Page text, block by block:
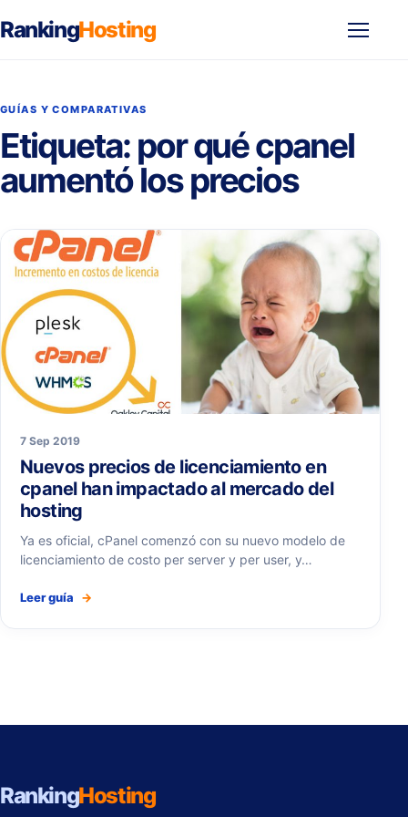
RankingHosting
GUÍAS Y COMPARATIVAS
Etiqueta: por qué cpanel
aumentó los precios
7 Sep 2019
Nuevos precios de licenciamiento en
cpanel han impactado al mercado del
hosting
Ya es oficial, cPanel comenzó con su nuevo modelo de
licenciamiento de costo per server y per user, y…
Leer guía →
RankingHosting